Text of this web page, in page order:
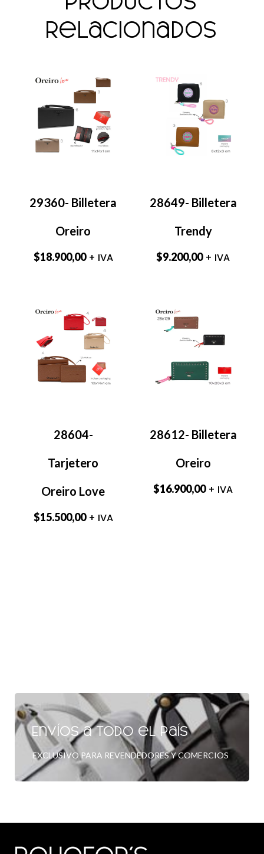
relacionados
29360- Billetera
Oreiro
$18.900,00 + IVA
28649- Billetera
Trendy
$9.200,00 + IVA
28604-
Tarjetero
Oreiro Love
$15.500,00 + IVA
28612- Billetera
Oreiro
$16.900,00 + IVA
Envíos a todo el país
EXCLUSIVO PARA REVENDEDORES Y COMERCIOS